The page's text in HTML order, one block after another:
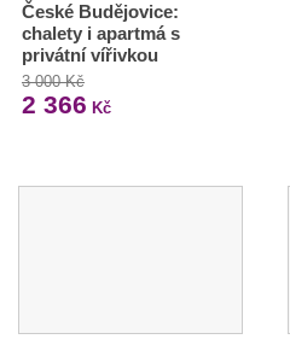
České Budějovice:
chalety i apartmá s
privátní vířivkou
3 000 Kč
2 366 Kč